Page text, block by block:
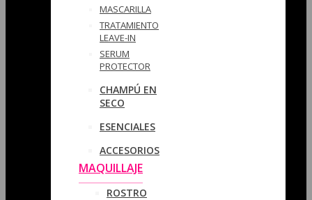
MASCARILLA
TRATAMIENTO
LEAVE-IN
SERUM
PROTECTOR
CHAMPÚ EN
SECO
ESENCIALES
ACCESORIOS
MAQUILLAJE
ROSTRO